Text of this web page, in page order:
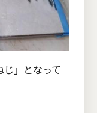
」となって